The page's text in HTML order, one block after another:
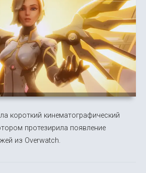
короткий кинематографический
протезирила появление
из Overwatch.